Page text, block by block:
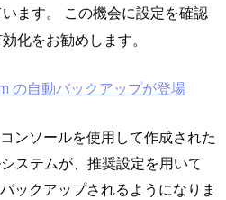
ます。 この機会に設定を確認
化をお勧めします。
の自動バックアップが登場
ンソールを使用して作成された
ステムが、推奨設定を用いて
ックアップされるようになりま